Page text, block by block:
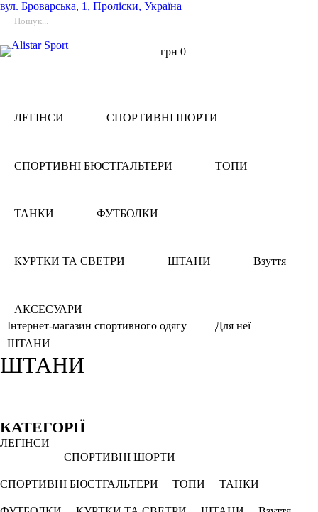
вул. Броварська, 1, Проліски, Україна
грн 0
ЛЕГІНСИ СПОРТИВНІ ШОРТИ
СПОРТИВНІ БЮСТГАЛЬТЕРИ ТОПИ
ТАНКИ ФУТБОЛКИ
КУРТКИ ТА СВЕТРИ ШТАНИ Взуття
АКСЕСУАРИ
Інтернет-магазин спортивного одягу
Для неї
ШТАНИ
ШТАНИ
Обрано
M Білий Кобальтово синій
Смарагдовий Темно-зелений
КАТЕГОРІЇ
ЛЕГІНСИ
СПОРТИВНІ ШОРТИ
СПОРТИВНІ БЮСТГАЛЬТЕРИ ТОПИ ТАНКИ